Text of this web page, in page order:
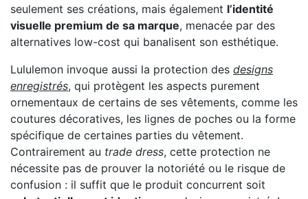
seulement ses créations, mais également l’identité
visuelle premium de sa marque, menacée par des
alternatives low-cost qui banalisent son esthétique.
Lululemon invoque aussi la protection des designs
enregistrés, qui protègent les aspects purement
ornementaux de certains de ses vêtements, comme les
coutures décoratives, les lignes de poches ou la forme
spécifique de certaines parties du vêtement.
Contrairement au trade dress, cette protection ne
nécessite pas de prouver la notoriété ou le risque de
confusion : il suffit que le produit concurrent soit